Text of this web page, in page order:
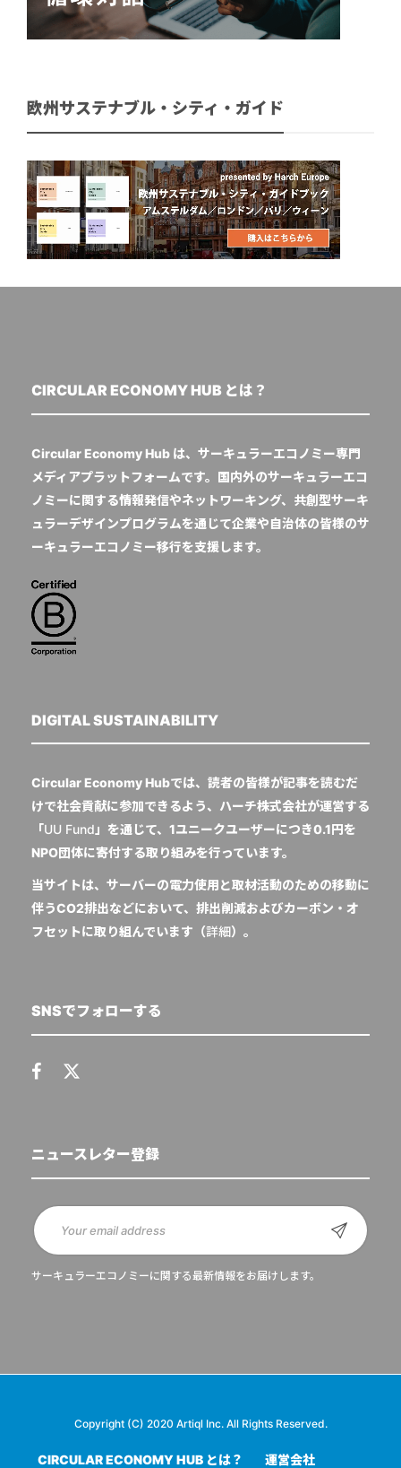
欧州サステナブル・シティ・ガイド
CIRCULAR ECONOMY HUB とは？
Circular Economy Hub は、サーキュラーエコノミー専門
メディアプラットフォームです。国内外のサーキュラーエコ
ノミーに関する情報発信やネットワーキング、共創型サーキ
ュラーデザインプログラムを通じて企業や自治体の皆様のサ
ーキュラーエコノミー移行を支援します。
DIGITAL SUSTAINABILITY
Circular Economy Hubでは、読者の皆様が記事を読むだ
けで社会貢献に参加できるよう、ハーチ株式会社が運営する
「UU Fund 」を通じて、1ユニークユーザーにつき0.1円を
NPO団体に寄付する取り組みを行っています。
当サイトは、サーバーの電力使用と取材活動のための移動に
伴うCO2排出などにおいて、排出削減およびカーボン・オ
フセットに取り組んでいます（詳細）。
SNSでフォローする
ニュースレター登録
サーキュラーエコノミーに関する最新情報をお届けします。
Copyright (C) 2020 Artiql Inc. All Rights Reserved.
CIRCULAR ECONOMY HUB とは？ 運営会社